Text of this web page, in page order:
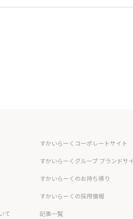
て
すかいらーくコーポレートサイト
すかいらーくグループ ブランドサ
すかいらーくのお持ち帰り
すかいらーくの採用情報
記事一覧